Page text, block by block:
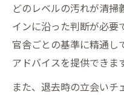
どのレベルの汚れが清掃
インに沿った判断が必要
官舎ごとの基準に精通し
アドバイスを提供できま
また、退去時の立会い